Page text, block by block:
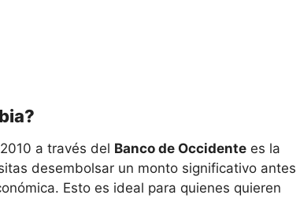
a través del Banco de Occidente es la
desembolsar un monto significativo antes
Esto es ideal para quienes quieren